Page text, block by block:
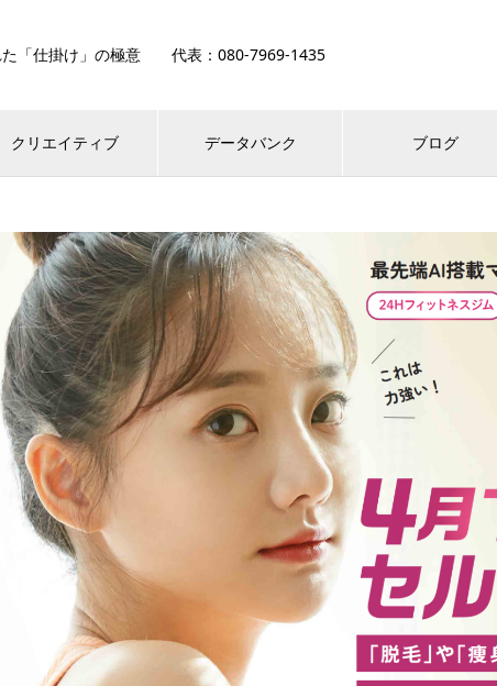
た「仕掛け」の極意 代表：080-7969-1435
クリエイティブ データバンク ブログ